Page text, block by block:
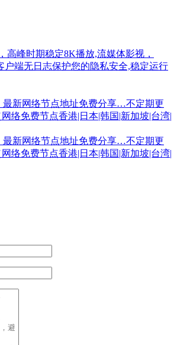
最新网络节点地址免费分享…不定期更
络免费节点香港|日本|韩国|新加坡|台湾|
最新网络节点地址免费分享…不定期更
络免费节点香港|日本|韩国|新加坡|台湾|